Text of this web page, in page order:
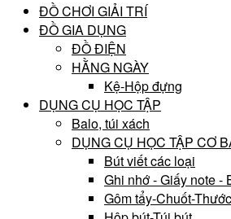
ĐỒ CHƠI GIẢI TRÍ
ĐỒ GIA DỤNG
ĐỒ ĐIỆN
HẰNG NGÀY
Kệ-Hộp đựng
DỤNG CỤ HỌC TẬP
Balo, túi xách
DỤNG CỤ HỌC TẬP CƠ
Bút viết các loại
Ghi nhớ - Giấy note -
Gôm tẩy-Chuốt-